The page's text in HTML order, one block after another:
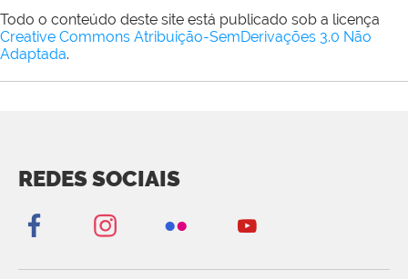
Todo o conteúdo deste site está publicado sob a licença
Creative Commons Atribuição-SemDerivações 3.0 Não
Adaptada.
REDES SOCIAIS